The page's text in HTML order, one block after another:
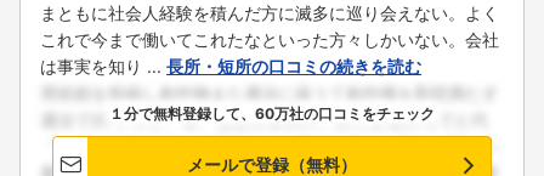
まともに社会人経験を積んだ方に滅多に巡り会えない。よく
これで今まで働いてこれたなといった方々しかいない。会社
は事実を知り ... 長所・短所の口コミの続きを読む
１分で無料登録して、60万社の口コミをチェック
メールで登録（無料）